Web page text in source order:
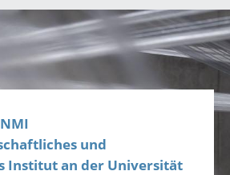
NMI
und
Institut an der Universität